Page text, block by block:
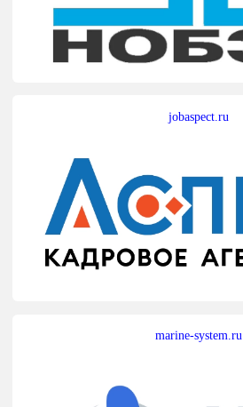
jobaspect.ru
marine-system.ru